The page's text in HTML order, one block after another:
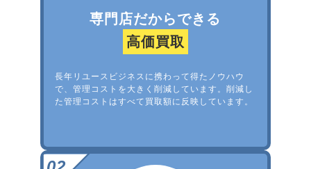
専門店だからできる
高価買取
長年リユースビジネスに携わって得たノウハウ
で、管理コストを大きく削減しています。削減し
た管理コストはすべて買取額に反映しています。